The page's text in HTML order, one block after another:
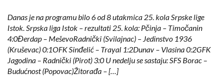
Danas je na programu bilo 6 od 8 utakmica 25. kola Srpske lige
Istok. Srpska liga Istok – rezultati 25. kola: Pčinja – Timočanin
4:0Đerdap – MeševoRadnički (Svilajnac) – Jedinstvo 1936
(Kruševac) 0:1OFK Sinđelić – Trayal 1:2Dunav – Vlasina 0:2GFK
Jagodina – Radnički (Pirot) 3:0 U nedelju se sastaju: SFS Borac –
Budućnost (Popovac)Žitorađa – […]